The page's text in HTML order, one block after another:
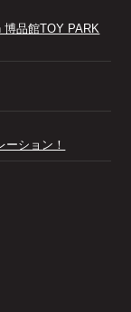
品館TOY PARK
ーション！